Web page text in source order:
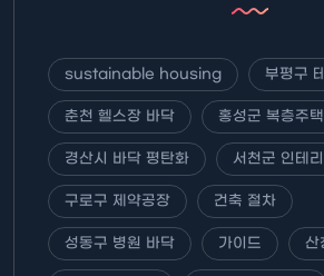
sustainable housing 부평구
춘천 헬스장 바닥 홍성군 복층주택
경산시 바닥 평탄화 서천군 인테리
구로구 제약공장 건축 절차
성동구 병원 바닥 가이드 산